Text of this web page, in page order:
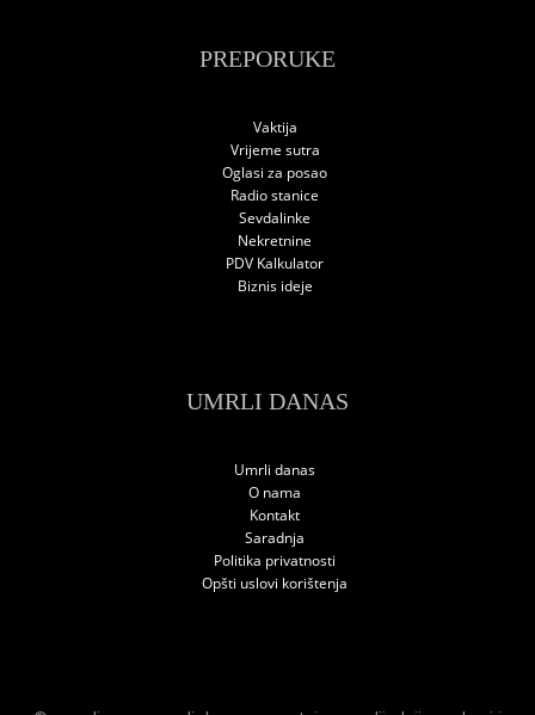
PREPORUKE
Vaktija
Vrijeme sutra
Oglasi za posao
Radio stanice
Sevdalinke
Nekretnine
PDV Kalkulator
Biznis ideje
UMRLI DANAS
Umrli danas
O nama
Kontakt
Saradnja
Politika privatnosti
Opšti uslovi korištenja